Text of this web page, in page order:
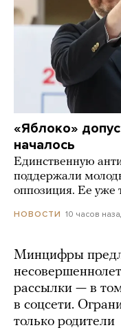
«Яблоко»
началось
Единственную
поддержали
оппозиция. Ее уже
НОВОСТИ 10 часов
Минцифры
рассылки — в
в соцсети.
только родители